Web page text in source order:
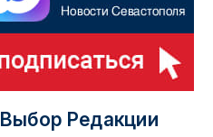
Выбор Редакции